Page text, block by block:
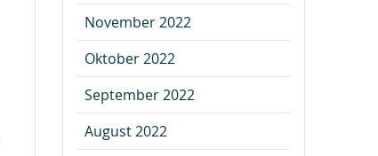
November 2022
Oktober 2022
September 2022
August 2022